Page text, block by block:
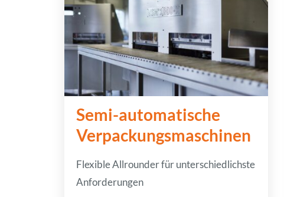
Semi-automatische
Verpackungsmaschinen
Flexible Allrounder für unterschiedlichste
Anforderungen